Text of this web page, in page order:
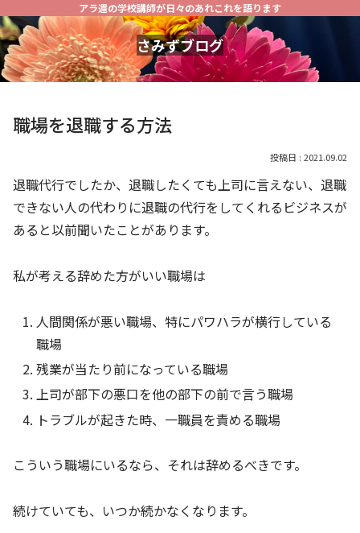
アラ還の学校講師が日々のあれこれを語ります
さみずブログ
職場を退職する方法
2021.09.02
退職代行でしたか、退職したくても上司に言えない、退職
できない人の代わりに退職の代行をしてくれるビジネスが
あると以前聞いたことがあります。
私が考える辞めた方がいい職場は
人間関係が悪い職場、特にパワハラが横行している
職場
残業が当たり前になっている職場
上司が部下の悪口を他の部下の前で言う職場
トラブルが起きた時、一職員を責める職場
こういう職場にいるなら、それは辞めるべきです。
続けていても、いつか続かなくなります。